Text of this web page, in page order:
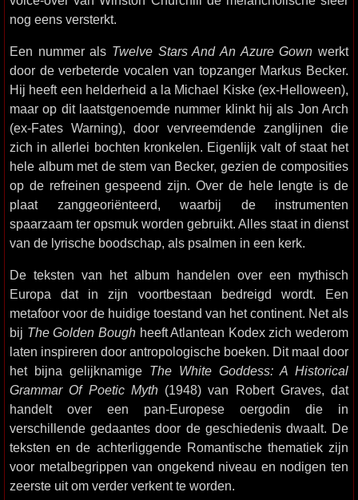
nog eens versterkt.
Een nummer als Twelve Stars And An Azure Gown werkt
door de verbeterde vocalen van topzanger Markus Becker.
Hij heeft een helderheid a la Michael Kiske (ex-Helloween),
maar op dit laatstgenoemde nummer klinkt hij als Jon Arch
(ex-Fates Warning), door vervreemdende zanglijnen die
zich in allerlei bochten kronkelen. Eigenlijk valt of staat het
hele album met de stem van Becker, gezien de composities
op de refreinen gespeend zijn. Over de hele lengte is de
plaat zanggeoriënteerd, waarbij de instrumenten
spaarzaam ter opsmuk worden gebruikt. Alles staat in dienst
van de lyrische boodschap, als psalmen in een kerk.
De teksten van het album handelen over een mythisch
Europa dat in zijn voortbestaan bedreigd wordt. Een
metafoor voor de huidige toestand van het continent. Net als
bij The Golden Boughheeft Atlantean Kodex zich wederom
laten inspireren door antropologische boeken. Dit maal door
het bijna gelijknamige The White Goddess: A Historical
Grammar Of Poetic Myth(1948) van Robert Graves, dat
handelt over een pan-Europese oergodin die in
verschillende gedaantes door de geschiedenis dwaalt. De
teksten en de achterliggende Romantische thematiek zijn
voor metalbegrippen van ongekend niveau en nodigen ten
zeerste uit om verder verkent te worden.